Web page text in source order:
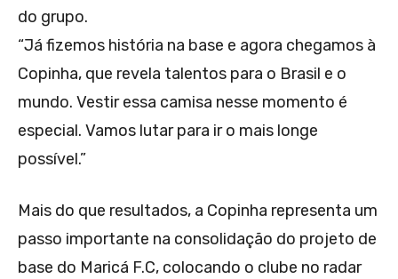
do grupo.
“Já fizemos história na base e agora chegamos à
Copinha, que revela talentos para o Brasil e o
mundo. Vestir essa camisa nesse momento é
especial. Vamos lutar para ir o mais longe
possível.”
Mais do que resultados, a Copinha representa um
passo importante na consolidação do projeto de
base do Maricá F.C, colocando o clube no radar